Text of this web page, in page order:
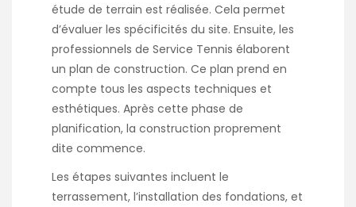
étude de terrain est réalisée. Cela permet
d’évaluer les spécificités du site. Ensuite, les
professionnels de Service Tennis élaborent
un plan de construction. Ce plan prend en
compte tous les aspects techniques et
esthétiques. Après cette phase de
planification, la construction proprement
dite commence.
Les étapes suivantes incluent le
terrassement, l’installation des fondations, et